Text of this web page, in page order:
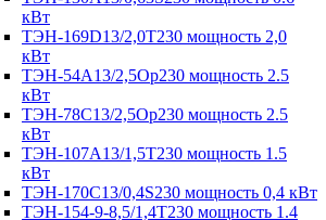
кВт
ТЭН-169D13/2,0T230 мощность 2,0
кВт
ТЭН-54А13/2,5Ор230 мощность 2.5
кВт
ТЭН-78С13/2,5Ор230 мощность 2.5
кВт
ТЭН-107А13/1,5Т230 мощность 1.5
кВт
ТЭН-170C13/0,4S230 мощность 0,4 кВт
ТЭН-154-9-8,5/1,4Т230 мощность 1.4